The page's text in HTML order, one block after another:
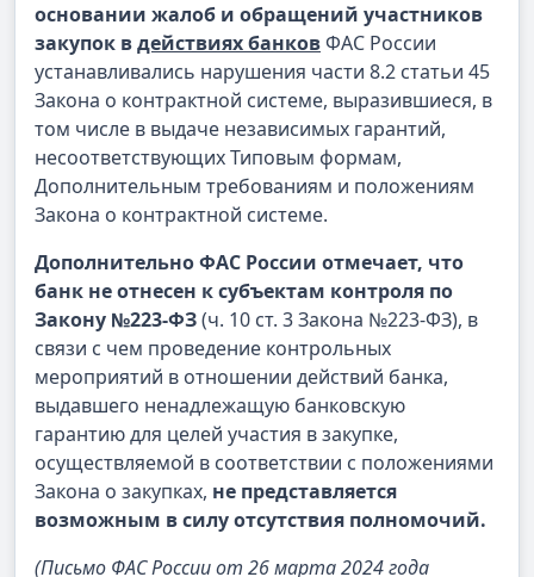
основании жалоб и обращений участников
закупок вдействиях банковФАС России
устанавливались нарушения части 8.2 статьи 45
Закона о контрактной системе, выразившиеся, в
том числе в выдаче независимых гарантий,
несоответствующих Типовым формам,
Дополнительным требованиям и положениям
Закона о контрактной системе.
Дополнительно ФАС России отмечает, что
банк не отнесен к субъектам контроля по
Закону №223-ФЗ(ч. 10 ст. 3 Закона №223-ФЗ), в
связи с чем проведение контрольных
мероприятий в отношении действий банка,
выдавшего ненадлежащую банковскую
гарантию для целей участия в закупке,
осуществляемой в соответствии с положениями
Закона о закупках, не представляется
возможным в силу отсутствия полномочий.
(Письмо ФАС России от 26 марта 2024 года